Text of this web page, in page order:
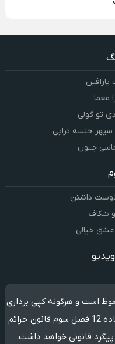
معما
تو گولی
خلسه تراپی
جنون
دوست داشتن
شکاف
عشق خیالی
است و هرگونه کپی برداری
بدون ذکر منبع ممنوع می باشد. طبق ماده 12 فصل سوم قانون جرائم
پیگرد قانونی خواهد داشت.